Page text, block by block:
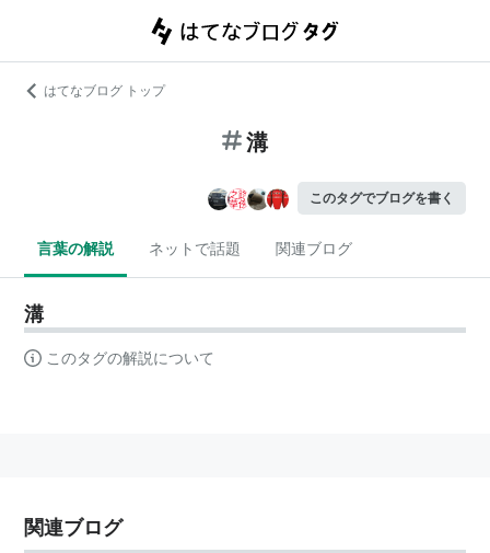
はてなブログ トップ
溝
このタグでブログを書く
言葉の解説 ネットで話題 関連ブログ
溝
このタグの解説について
関連ブログ